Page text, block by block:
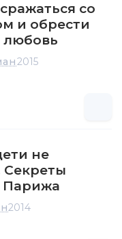
со
и обрести
любовь
2015
не
Секреты
Парижа
2014